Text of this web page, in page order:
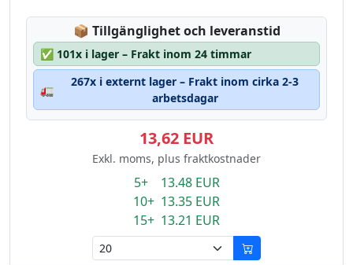
📦 Lagerstatus:
Tillgänglighet och leveranstid
✅ 101x i lager – Frakt inom 24 timmar
🚛
267x i externt lager – Frakt inom cirka 2-3
arbetsdagar
13,62 EUR
Exkl. moms, plus fraktkostnader
5+ 13.48 EUR
10+ 13.35 EUR
15+ 13.21 EUR